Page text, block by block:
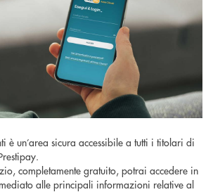
è un’area sicura accessibile a tutti i titolari di
completamente gratuito, potrai accedere in
alle principali informazioni relative al